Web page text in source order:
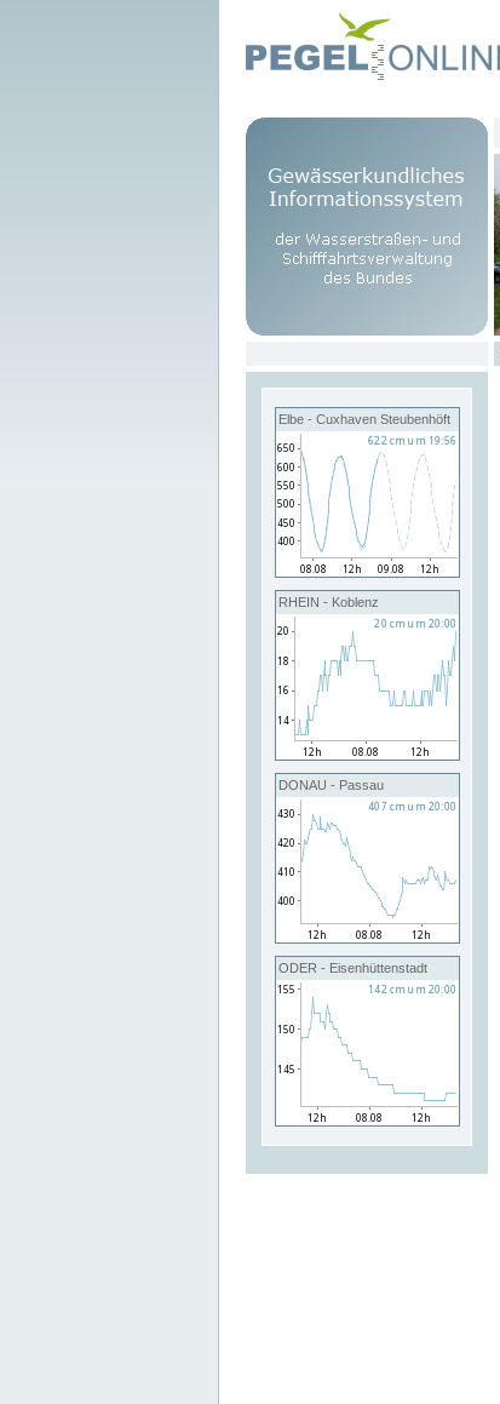
Elbe - Cuxhaven Steubenhöft
RHEIN - Koblenz
DONAU - Passau
ODER - Eisenhüttenstadt